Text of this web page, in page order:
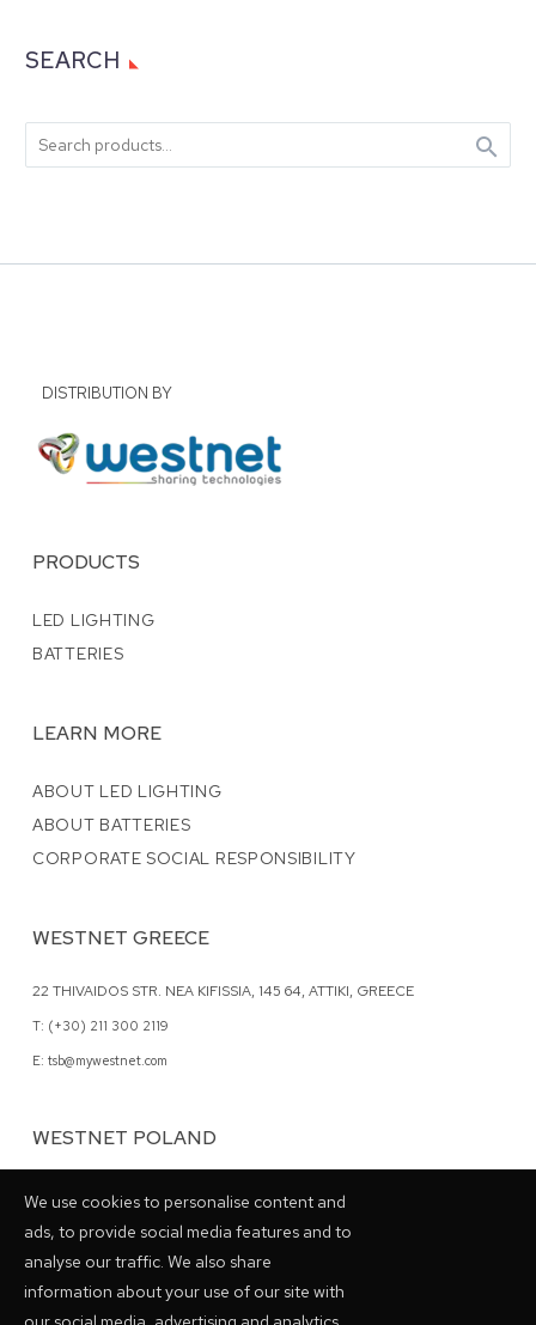
SEARCH

DISTRIBUTION BY
PRODUCTS
LED LIGHTING
BATTERIES
LEARN MORE
ABOUT LED LIGHTING
ABOUT BATTERIES
CORPORATE SOCIAL RESPONSIBILITY
WESTNET GREECE
22 THIVAIDOS STR. NEA KIFISSIA, 145 64, ATTIKI, GREECE
T: (+30) 211 300 2119
E: tsb@mywestnet.com
WESTNET POLAND
62 GRZYBOWSKA STR., 00-844 WARSAW, POLAND
T: (+48) 798 028048
We use cookies to personalise content and
ads, to provide social media features and to
analyse our traffic. We also share
information about your use of our site with